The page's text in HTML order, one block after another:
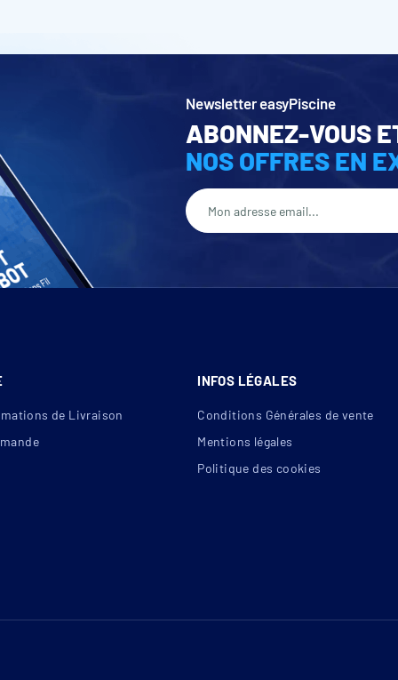
maintien. Seul le premier rang est collé au sol à l’aide
sont moulés dans la masse lors de la fabrication facilitant ainsi la
tous les 5 cm & 33,33 cm correspondant au pas du
Newsletter easyPiscine
ABONNEZ-VOUS
NOS OFFRES EN
de Livraison
INFOS LÉGALES
Conditions Générales de vente
Mentions légales
Politique des cookies